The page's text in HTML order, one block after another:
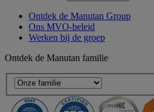
Ontdek de Manutan Group
Ons MVO-beleid
Werken bij de groep
Ontdek de Manutan familie